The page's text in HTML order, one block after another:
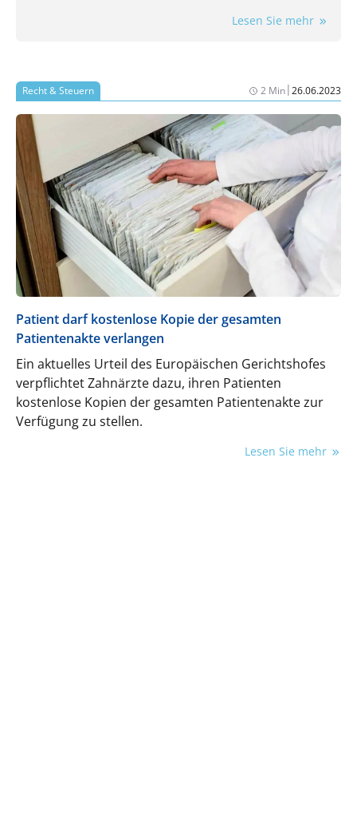
zuverlässig erledigt werden. Gerade dann wird
Mitarbeitenden abhängt.
Lesen Sie mehr
Recht & Steuern 2 Min|26.06.2023
Patient darf kostenlose Kopie der gesamten
Patientenakte verlangen
Ein aktuelles Urteil des Europäischen Gerichtshofes
verpflichtet Zahnärzte dazu, ihren Patienten
kostenlose Kopien der gesamten Patientenakte zur
Verfügung zu stellen.
Lesen Sie mehr